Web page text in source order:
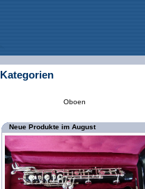
Kategorien
Oboen
Neue Produkte im August